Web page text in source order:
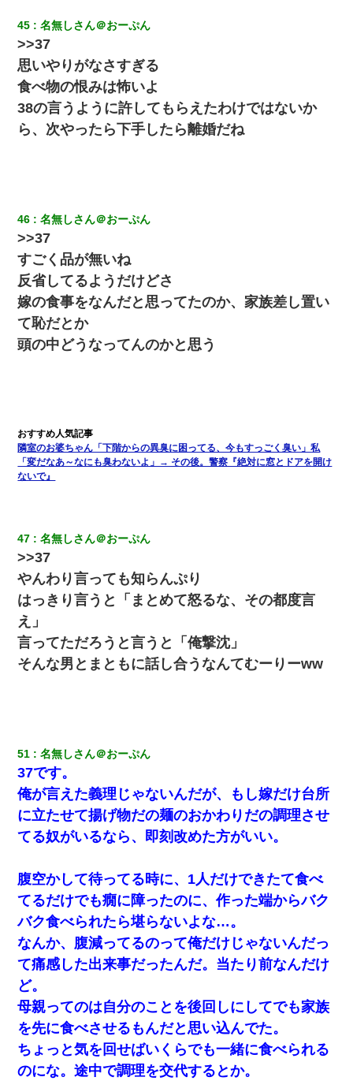
朝起きたら嫁がいなかった。俺（嫁も嫁実家も電話に出ない…不
安だ）→ 仕事を早退して帰宅すると、嫁と嫁両親と知らない男が
２人・・・
昨日37歳のおばさんと行為したんだけどめちゃくちゃだった
童貞俺、宅飲みした女友達2人を家に泊めた結果ｗｗｗｗｗｗ
夫に癌の余命宣告。その闘病中に長女から信じられない言葉を受
けた
同じマンションに住んでる女性が鍵をわかりやすいところに隠し
ている事に気づいた俺「忍びこんでみよう！」→ 結果
だ、再婚して」私「なら父親と暮らせ」息子「やった＾＾」私
（もう手遅れだったんだな…）
小学生の息子が急に様子がおかしくなった。私「理由を聞いても
『わかんない！』って怒鳴り付けてくるし、困っってる」旦那
「話してみるよ」→ 後日・・・
とっさに女児を捕まえたら変質者扱いされた。母親「あっち行っ
てよ！気持ち悪い！（ｼｯｼｯ」→ 後日、俺を見つけた母親がすっ飛
んできて・・・
らいなら、渡さないほうがマシだからね」→ ６０万したと話した
ら・・・
妊娠中に「おいこのブタ女！てめー席譲れ！」と絡まれ腹を殴る
真似された。泣きながら夫に話すと一年後に…
だ！」私「いいけど弁護士通して。私も請求する」夫「」
32歳ワイ、34歳の可愛い女と付き合うも現実を知ってしまい無事
死亡・・・
旦那の元嫁「離婚したとはいえ、私が本来の妻。許可なく結婚す
るなんてどういう神経してるの？離婚届を記入して持って来い」
→笑いが止まらなくなり・・・
ワイ144kg彼女98kgデブカップル、1年間毎日行為しまくった結
果
45 名無しさん＠おーぷん
>>37
思いやりがなさすぎる
食べ物の恨みは怖いよ
38の言うように許してもらえたわけではないか
ら、次やったら下手したら離婚だね
46 名無しさん＠おーぷん
>>37
すごく品が無いね
反省してるようだけどさ
嫁の食事をなんだと思ってたのか、家族差し置い
て恥だとか
頭の中どうなってんのかと思う
隣室のお婆ちゃん「下階からの異臭に困ってる、今もすっごく臭い」私
「変だなあ～なにも臭わないよ」→ その後。警察『絶対に窓とドアを開け
ないで』
47 名無しさん＠おーぷん
>>37
やんわり言っても知らんぷり
はっきり言うと「まとめて怒るな、その都度言
え」
言ってただろうと言うと「俺撃沈」
そんな男とまともに話し合うなんてむーりーww
51 名無しさん＠おーぷん
37です。
俺が言えた義理じゃないんだが、もし嫁だけ台所
に立たせて揚げ物だの麺のおかわりだの調理させ
てる奴がいるなら、即刻改めた方がいい。
腹空かして待ってる時に、1人だけできたて食べ
てるだけでも癇に障ったのに、作った端からバク
バク食べられたら堪らないよな…。
なんか、腹減ってるのって俺だけじゃないんだっ
て痛感した出来事だったんだ。当たり前なんだけ
ど。
母親ってのは自分のことを後回しにしてでも家族
を先に食べさせるもんだと思い込んでた。
ちょっと気を回せばいくらでも一緒に食べられる
のにな。途中で調理を交代するとか。